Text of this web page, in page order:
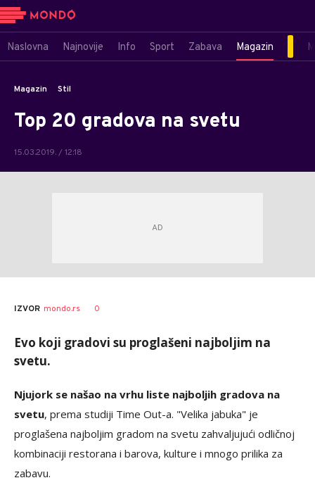
Naslovna Najnovije Info Sport Zabava Magazin
Magazin Stil
Top 20 gradova na svetu
15.03.2019. / 12:18
IZVOR mondo.rs 0
Evo koji gradovi su proglašeni najboljim na
svetu.
Njujork se našao na vrhu liste najboljih gradova na
svetu, prema studiji Time Out-a. "Velika jabuka" je
proglašena najboljim gradom na svetu zahvaljujući odličnoj
kombinaciji restorana i barova, kulture i mnogo prilika za
zabavu.